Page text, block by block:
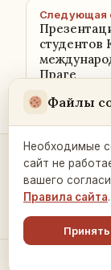
Следующая
студентов
Праге
© 2026 Русский Дом
Файлы
Необходимые
сайт не
вашего
Правила сайта.